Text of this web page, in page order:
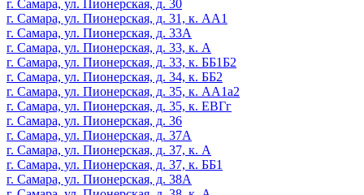
г. Самара, ул. Пионерская, д. 30
г. Самара, ул. Пионерская, д. 31, к. АА1
г. Самара, ул. Пионерская, д. 33А
г. Самара, ул. Пионерская, д. 33, к. А
г. Самара, ул. Пионерская, д. 33, к. ББ1Б2
г. Самара, ул. Пионерская, д. 34, к. ББ2
г. Самара, ул. Пионерская, д. 35, к. АА1а2
г. Самара, ул. Пионерская, д. 35, к. ЕВГг
г. Самара, ул. Пионерская, д. 36
г. Самара, ул. Пионерская, д. 37А
г. Самара, ул. Пионерская, д. 37, к. А
г. Самара, ул. Пионерская, д. 37, к. ББ1
г. Самара, ул. Пионерская, д. 38А